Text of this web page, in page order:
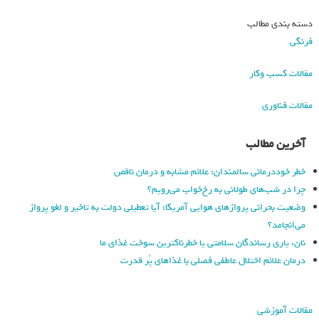
دسته بندی مطالب
فرنگی
مقالات کسب وکار
مقالات فناوری
آخرین مطالب
خطر خوددرمانی سالمندان: علائم مشابه و درمان ناقص
چرا در شب‌های طولانی به رخ‌خواب می‌رویم؟
وضعیت بحرانی پروازهای هوایی آمریکا: آیا تعطیلی دولت به تاخیر و لغو پرواز
می‌انجامد؟
نان، یاری رساندگان سلامتی یا خطرناکترین سوخت غذای ما
درمان علائم اختلال عاطفی فصلی با غذاهای پُر قدرت
مقالات آموزشی